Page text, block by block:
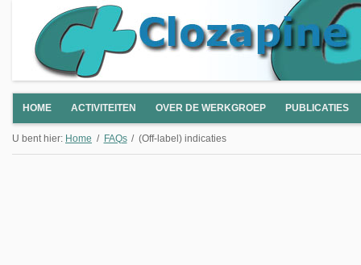
HOME ACTIVITEITEN OVER DE WERKGROEP PUBLICATIES
U bent hier: Home FAQs (Off-label) indicaties